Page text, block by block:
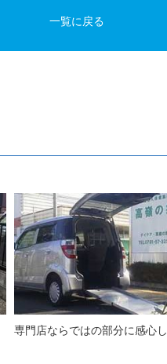
一覧に戻る
専門店ならではの部分に感心し